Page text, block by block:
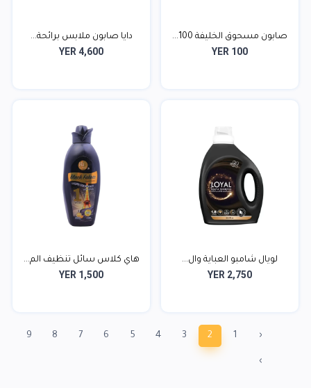
صابون مسحوق الخليفة 100...
YER 100
دايا صابون ملابس برائحة...
YER 4,600
لويال شامبو العباية وال...
YER 2,750
هاي كلاس سائل تنظيف الم...
YER 1,500
‹
1
2
3
4
5
6
7
8
9
›